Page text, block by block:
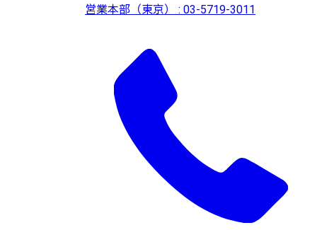
営業本部（東京） : 03-5719-3011